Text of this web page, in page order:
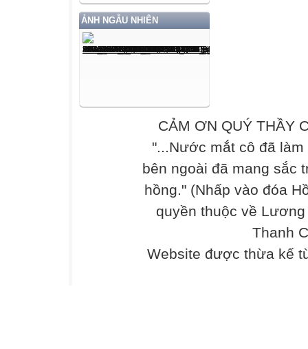
ẢNH NGẪU NHIÊN
CẢM ƠN QUÝ THẦY
"...Nước mắt cô đã
bên ngoài đã mang sắc
hồng." (Nhấp vào đóa
quyền thuộc về
Thanh
Website được thừa kế